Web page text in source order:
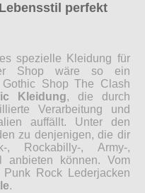
perfekt
spezielle Kleidung für
Shop wäre so ein
Shop The Clash
Kleidung, die durch
Verarbeitung und
auffällt. Unter den
zu denjenigen, die dir
, Rockabilly-, Army-,
anbieten können. Vom
Rock Lederjacken
.